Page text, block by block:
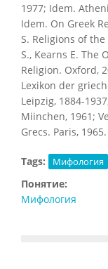
1977; Idem.
Idem. On Greek
S. Religions of
S., Kearns E. The
Religion. Oxford,
Lexikon der
Leipzig, 1884-
Miinchen, 1961;
Grecs. Paris, 1965.
Tags: Мифология
Понятие:
Мифология